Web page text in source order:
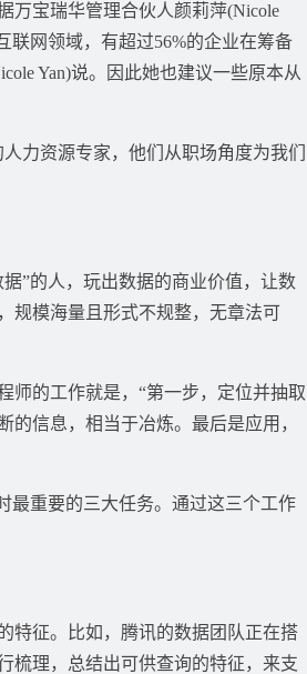
宝瑞华管理合伙人颜莉萍(Nicole
联网领域，有超过56%的企业在筹备
Yan)说。因此她也建议一些原本从
资源专家，他们从职场角度为我们
”的人，玩出数据的商业价值，让数
规模海量且形式不规整，无章法可
的工作就是，“第一步，定位并抽取
信息，相当于冶炼。最后是应用，
重要的三大任务。通过这三个工作
征。比如，腾讯的数据团队正在搭
梳理，总结出可供查询的特征，来支